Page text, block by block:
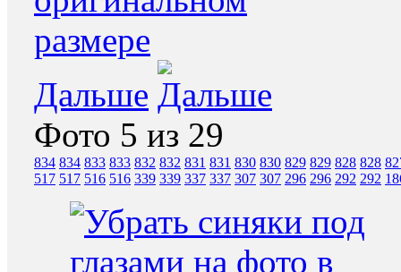
Дальше
Фото 5 из 29
834 834 833 833 832 832 831 831 830 830 829 829 828 828
517 517 516 516 339 339 337 337 307 307 296 296 292 292